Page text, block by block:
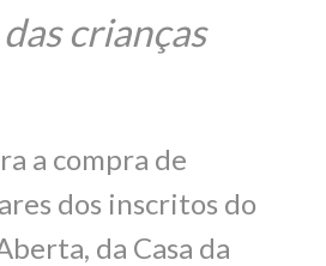
crianças
a compra de
dos inscritos do
da Casa da